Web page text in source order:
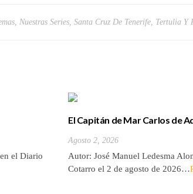
Nuestras Series Santa Cruz De Tenerife Tertulia Y
el Diario
El Capitán de Mar Carlos de
Agosto 2, 2026
Autor: José Manuel Ledesma
Cotarro el 2 de agosto de 2026…